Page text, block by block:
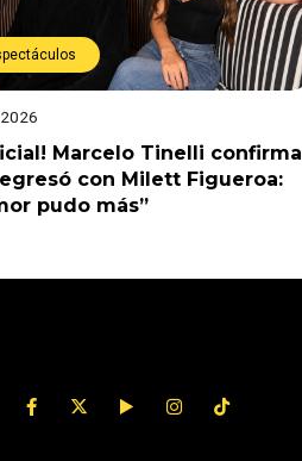
Marcelo Tinelli confirma
con Milett Figueroa:
pudo más”